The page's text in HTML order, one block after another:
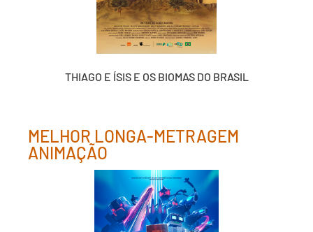
THIAGO E ÍSIS E OS BIOMAS DO BRASIL
MELHOR LONGA-METRAGEM
ANIMAÇÃO